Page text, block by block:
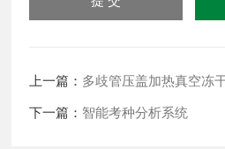
上一篇： 多歧管压盖加热真空冻
下一篇： 智能考种分析系统